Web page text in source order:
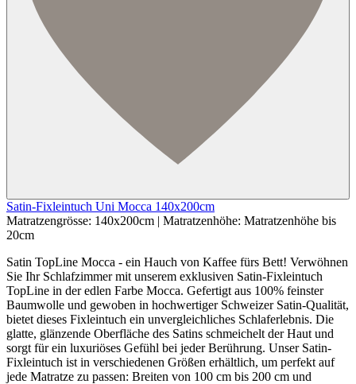
Satin-Fixleintuch Uni Mocca 140x200cm
Matratzengrösse: 140x200cm | Matratzenhöhe: Matratzenhöhe bis
20cm
Satin TopLine Mocca - ein Hauch von Kaffee fürs Bett! Verwöhnen
Sie Ihr Schlafzimmer mit unserem exklusiven Satin-Fixleintuch
TopLine in der edlen Farbe Mocca. Gefertigt aus 100% feinster
Baumwolle und gewoben in hochwertiger Schweizer Satin-Qualität,
bietet dieses Fixleintuch ein unvergleichliches Schlaferlebnis. Die
glatte, glänzende Oberfläche des Satins schmeichelt der Haut und
sorgt für ein luxuriöses Gefühl bei jeder Berührung. Unser Satin-
Fixleintuch ist in verschiedenen Größen erhältlich, um perfekt auf
jede Matratze zu passen: Breiten von 100 cm bis 200 cm und